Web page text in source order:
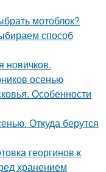
мотоблок?
способ
новичков.
осенью
Особенности
Откуда берутся
георгинов к
хранением